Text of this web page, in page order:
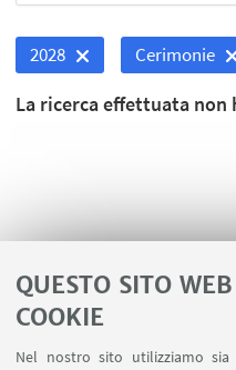
QUESTO SITO
COOKIE
Nel nostro sito utilizziamo
2028 Cerimonie
La ricerca effettuata